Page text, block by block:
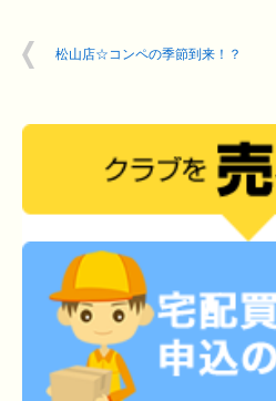
松山店☆コンペの季節到来！？